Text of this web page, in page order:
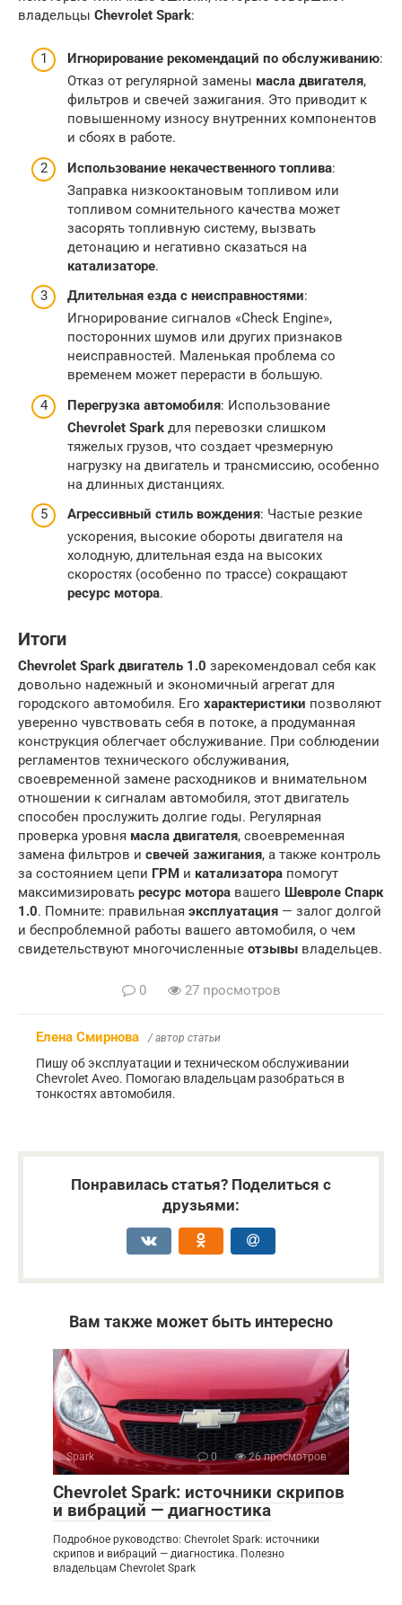
владельцы Chevrolet Spark:
Игнорирование рекомендаций по обслуживанию:
Отказ от регулярной замены масла двигателя,
фильтров и свечей зажигания. Это приводит к
повышенному износу внутренних компонентов
и сбоях в работе.
Использование некачественного топлива:
Заправка низкооктановым топливом или
топливом сомнительного качества может
засорять топливную систему, вызвать
детонацию и негативно сказаться на
катализаторе.
Длительная езда с неисправностями:
Игнорирование сигналов «Check Engine»,
посторонних шумов или других признаков
неисправностей. Маленькая проблема со
временем может перерасти в большую.
Перегрузка автомобиля: Использование
Chevrolet Spark для перевозки слишком
тяжелых грузов, что создает чрезмерную
нагрузку на двигатель и трансмиссию, особенно
на длинных дистанциях.
Агрессивный стиль вождения: Частые резкие
ускорения, высокие обороты двигателя на
холодную, длительная езда на высоких
скоростях (особенно по трассе) сокращают
ресурс мотора.
Итоги
Chevrolet Spark двигатель 1.0 зарекомендовал себя как
довольно надежный и экономичный агрегат для
городского автомобиля. Его характеристики позволяют
уверенно чувствовать себя в потоке, а продуманная
конструкция облегчает обслуживание. При соблюдении
регламентов технического обслуживания,
своевременной замене расходников и внимательном
отношении к сигналам автомобиля, этот двигатель
способен прослужить долгие годы. Регулярная
проверка уровня масла двигателя, своевременная
замена фильтров и свечей зажигания, а также контроль
за состоянием цепи ГРМ и катализатора помогут
максимизировать ресурс мотора вашего Шевроле Спарк
1.0. Помните: правильная эксплуатация — залог долгой
и беспроблемной работы вашего автомобиля, о чем
свидетельствуют многочисленные отзывы владельцев.
0 27 просмотров
Елена Смирнова / автор статьи
Пишу об эксплуатации и техническом обслуживании
Chevrolet Aveo. Помогаю владельцам разобраться в
тонкостях автомобиля.
Понравилась статья? Поделиться с
друзьями:
Вам также может быть интересно
Spark 0 26 просмотров
Chevrolet Spark: источники скрипов
и вибраций — диагностика
Подробное руководство: Chevrolet Spark: источники
скрипов и вибраций — диагностика. Полезно
владельцам Chevrolet Spark